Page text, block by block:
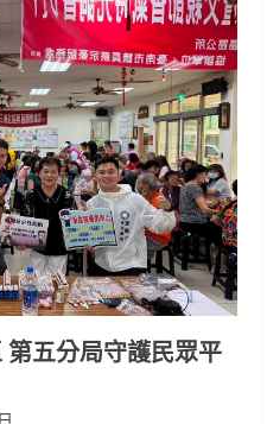
五分局守護民眾平